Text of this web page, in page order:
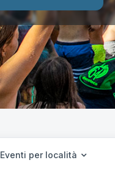
Eventi per località